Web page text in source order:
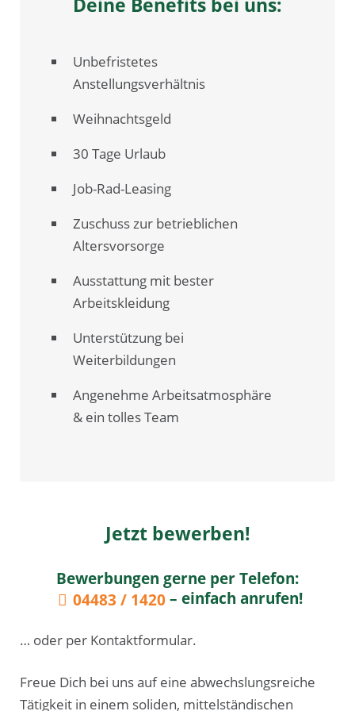
Unbefristetes
Anstellungsverhältnis
Weihnachtsgeld
30 Tage Urlaub
Job-Rad-Leasing
Zuschuss zur betrieblichen
Altersvorsorge
Ausstattung mit bester
Arbeitskleidung
Unterstützung bei
Weiterbildungen
Angenehme Arbeitsatmosphäre
& ein tolles Team
Jetzt bewerben!
Bewerbungen gerne per Telefon:
04483 / 1420– einfach anrufen!
… oder per Kontaktformular.
Freue Dich bei uns auf eine abwechslungsreiche
Tätigkeit in einem soliden, mittelständischen